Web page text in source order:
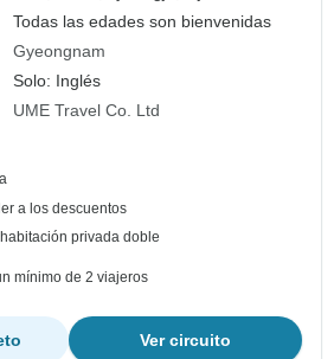
Todas las edades son bienvenidas
Gyeongnam
Solo: Inglés
UME Travel Co. Ltd
a los descuentos
privada doble
mínimo de 2 viajeros
Ver circuito